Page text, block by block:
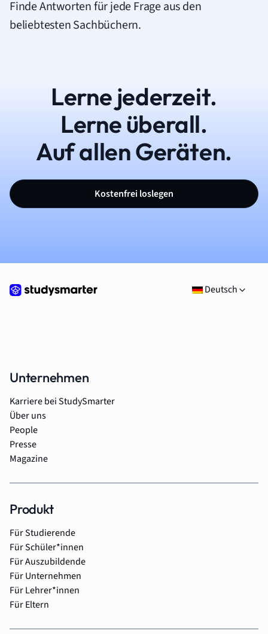
Finde Antworten für jede Frage aus den
beliebtesten Sachbüchern.
Lerne jederzeit.
Lerne überall.
Auf allen Geräten.
Kostenfrei loslegen
Deutsch
Unternehmen
Karriere bei StudySmarter
Über uns
People
Presse
Magazine
Produkt
Für Studierende
Für Schüler*innen
Für Auszubildende
Für Unternehmen
Für Lehrer*innen
Für Eltern